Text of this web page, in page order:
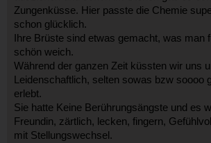
Zungenküsse. Hier passte die Chemie
schon glücklich.
Ihre Brüste sind etwas gemacht, was man
schön weich.
Während der ganzen Zeit küssten wir uns
Leidenschaftlich, selten sowas bzw soooo
erlebt.
Sie hatte Keine Berührungsängste und es
Freundin, zärtlich, lecken, fingern,
mit Stellungswechsel.